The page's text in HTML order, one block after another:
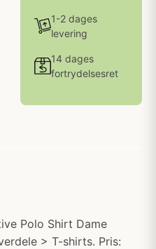
1-2 dages
levering
14 dages
fortrydelsesret
Polo Shirt Dame
> T-shirts. Pris: